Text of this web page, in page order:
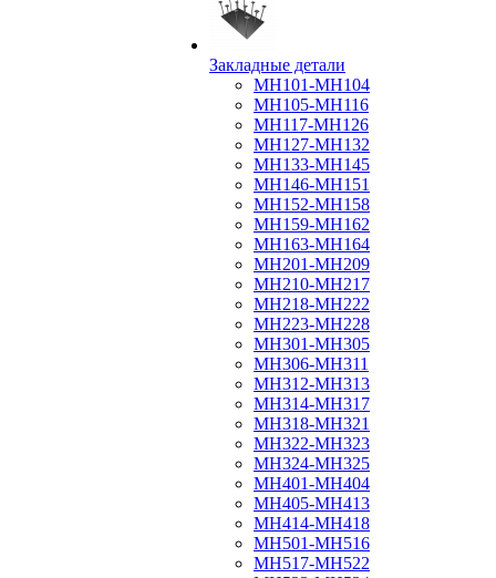
Закладные детали
МН101-МН104
МН105-МН116
МН117-МН126
МН127-МН132
МН133-МН145
МН146-МН151
МН152-МН158
МН159-МН162
МН163-МН164
МН201-МН209
МН210-МН217
МН218-МН222
МН223-МН228
МН301-МН305
МН306-МН311
МН312-МН313
МН314-МН317
МН318-МН321
МН322-МН323
МН324-МН325
МН401-МН404
МН405-МН413
МН414-МН418
МН501-МН516
МН517-МН522